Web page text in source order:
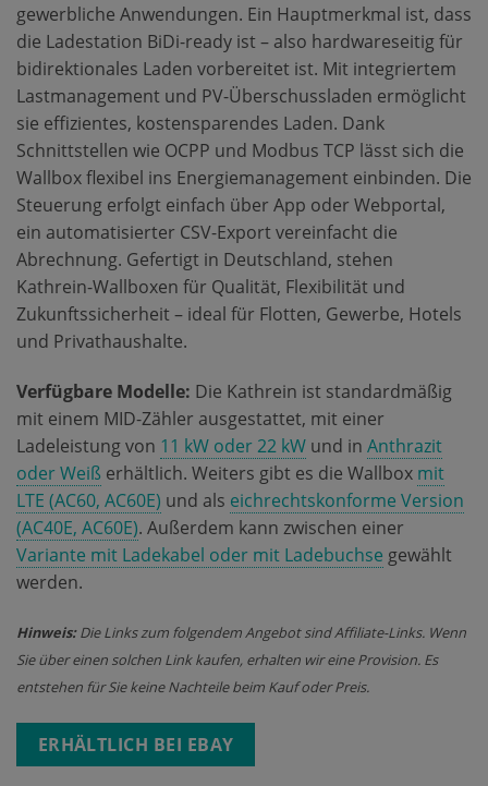
gewerbliche Anwendungen. Ein Hauptmerkmal ist, dass
die Ladestation BiDi-ready ist – also hardwareseitig für
bidirektionales Laden vorbereitet ist. Mit integriertem
Lastmanagement und PV-Überschussladen ermöglicht
sie effizientes, kostensparendes Laden. Dank
Schnittstellen wie OCPP und Modbus TCP lässt sich die
Wallbox flexibel ins Energiemanagement einbinden. Die
Steuerung erfolgt einfach über App oder Webportal,
ein automatisierter CSV-Export vereinfacht die
Abrechnung. Gefertigt in Deutschland, stehen
Kathrein-Wallboxen für Qualität, Flexibilität und
Zukunftssicherheit – ideal für Flotten, Gewerbe, Hotels
und Privathaushalte.
Verfügbare Modelle: Die Kathrein ist standardmäßig
mit einem MID-Zähler ausgestattet, mit einer
Ladeleistung von 11 kW oder 22 kW und in Anthrazit
oder Weiß erhältlich. Weiters gibt es die Wallbox mit
LTE (AC60, AC60E) und als eichrechtskonforme Version
(AC40E, AC60E). Außerdem kann zwischen einer
Variante mit Ladekabel oder mit Ladebuchse gewählt
werden.
Hinweis:Die Links zum folgendem Angebot sind Affiliate-Links. Wenn
Sie über einen solchen Link kaufen, erhalten wir eine Provision. Es
entstehen für Sie keine Nachteile beim Kauf oder Preis.
ERHÄLTLICH BEI EBAY